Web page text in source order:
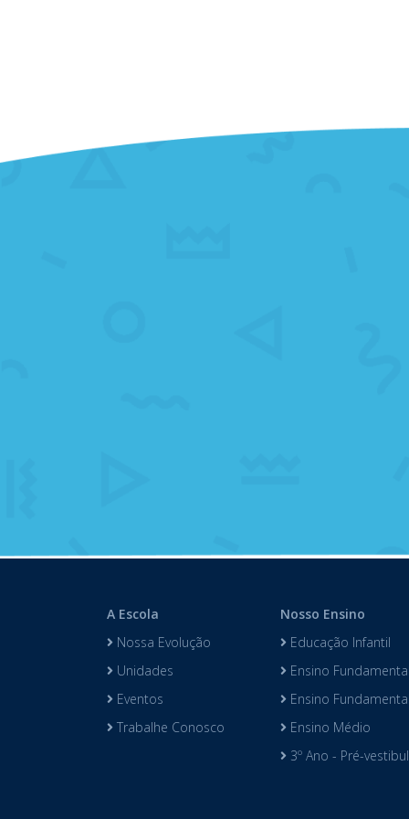
A Escola
Nossa Evolução
Unidades
Eventos
Trabalhe Conosco
Nosso Ensino
Educação Infantil
Ensino
Ensino
Ensino Médio
3º Ano - Pré-